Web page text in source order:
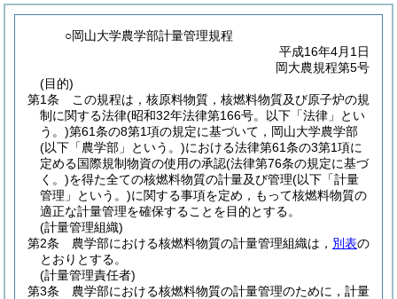
○岡山大学農学部計量管理規程
平成16年4月1日
岡大農規程第5号
(目的)
第1条
この規程は，核原料物質，核燃料物質及び原子炉の規
制に関する法律(昭和32年法律第166号。以下「法律」とい
う。)第61条の8第1項の規定に基づいて，岡山大学農学部
(以下「農学部」という。)における法律第61条の3第1項に
定める国際規制物資の使用の承認(法律第76条の規定に基づ
く。)を得た全ての核燃料物質の計量及び管理(以下「計量
管理」という。)に関する事項を定め，もって核燃料物質の
適正な計量管理を確保することを目的とする。
(計量管理組織)
第2条
農学部における核燃料物質の計量管理組織は， 別表の
とおりとする。
(計量管理責任者)
第3条
農学部における核燃料物質の計量管理のために，計量